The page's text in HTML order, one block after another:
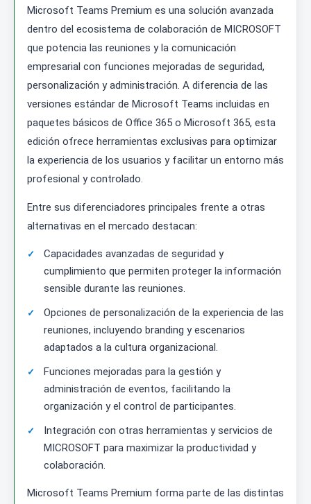
Microsoft Teams Premium es una solución avanzada
dentro del ecosistema de colaboración de MICROSOFT
que potencia las reuniones y la comunicación
empresarial con funciones mejoradas de seguridad,
personalización y administración. A diferencia de las
versiones estándar de Microsoft Teams incluidas en
paquetes básicos de Office 365 o Microsoft 365, esta
edición ofrece herramientas exclusivas para optimizar
la experiencia de los usuarios y facilitar un entorno más
profesional y controlado.
Entre sus diferenciadores principales frente a otras
alternativas en el mercado destacan:
Capacidades avanzadas de seguridad y
cumplimiento que permiten proteger la información
sensible durante las reuniones.
Opciones de personalización de la experiencia de las
reuniones, incluyendo branding y escenarios
adaptados a la cultura organizacional.
Funciones mejoradas para la gestión y
administración de eventos, facilitando la
organización y el control de participantes.
Integración con otras herramientas y servicios de
MICROSOFT para maximizar la productividad y
colaboración.
Microsoft Teams Premium forma parte de las distintas